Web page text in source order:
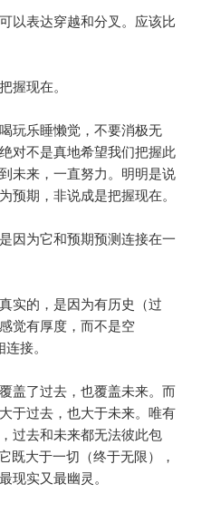
以表达穿越和分叉。应该比
握现在。
玩乐睡懒觉，不要消极无
对不是真地希望我们把握此
未来，一直努力。明明是说
预期，非说成是把握现在。
因为它和预期预测连接在一
实的，是因为有历史（过
觉有厚度，而不是空
接。
盖了过去，也覆盖未来。而
于过去，也大于未来。唯有
过去和未来都无法彼此包
既大于一切（终于无限），
现实又最幽灵。